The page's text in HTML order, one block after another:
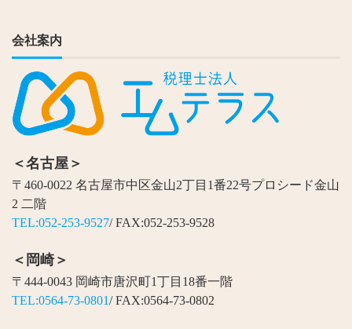
会社案内
＜名古屋＞
〒460-0022 名古屋市中区金山2丁目1番22号プロシード金山
2 二階
TEL:052-253-9527/ FAX:052-253-9528
＜岡崎＞
〒444-0043 岡崎市唐沢町1丁目18番一階
TEL:0564-73-0801/ FAX:0564-73-0802